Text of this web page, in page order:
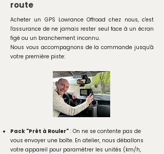
route
Acheter un GPS Lowrance Offroad chez nous, c'est
l'assurance de ne jamais rester seul face à un écran
figé ou un branchement inconnu.
Nous vous accompagnons de la commande jusqu'à
votre première piste:
Pack "Prêt à Rouler" : On ne se contente pas de
vous envoyer une boîte. En atelier, nous déballons
votre appareil pour paramétrer les unités (km/h,